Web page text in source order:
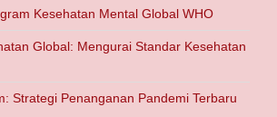
Kesehatan Mental Global WHO
Global: Mengurai Standar Kesehatan
Strategi Penanganan Pandemi Terbaru